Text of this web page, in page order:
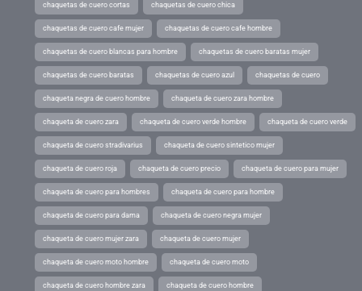
chaquetas de cuero cortas chaquetas de cuero chica
chaquetas de cuero cafe mujer chaquetas de cuero cafe hombre
chaquetas de cuero blancas para hombre chaquetas de cuero baratas mujer
chaquetas de cuero baratas chaquetas de cuero azul chaquetas de cuero
chaqueta negra de cuero hombre chaqueta de cuero zara hombre
chaqueta de cuero zara chaqueta de cuero verde hombre chaqueta de cuero verde
chaqueta de cuero stradivarius chaqueta de cuero sintetico mujer
chaqueta de cuero roja chaqueta de cuero precio chaqueta de cuero para mujer
chaqueta de cuero para hombres chaqueta de cuero para hombre
chaqueta de cuero para dama chaqueta de cuero negra mujer
chaqueta de cuero mujer zara chaqueta de cuero mujer
chaqueta de cuero moto hombre chaqueta de cuero moto
chaqueta de cuero hombre zara chaqueta de cuero hombre